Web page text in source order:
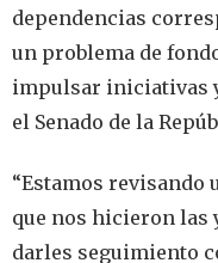
dependencias
un problema de
impulsar iniciativas
el Senado de la
“Estamos
que nos hicieron las
darles seguimiento